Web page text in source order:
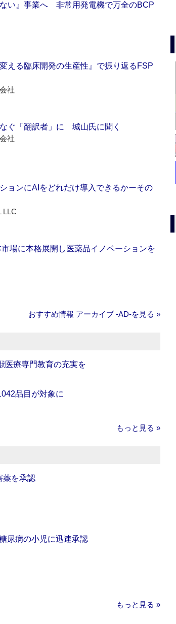
ない』事業へ 非常用発電機で万全のBCP
える臨床開発の生産性』で振り返るFSP
社
ぐ「翻訳者」に 城山氏に聞く
社
ョンにAIをどれだけ導入できるかーその
LLC
場に本格展開し医薬品イノベーションを
おすすめ情報 アーカイブ ‐AD‐を見る »
医療専門教育の充実を
品目が対象に
もっと見る »
薬を承認
尿病の小児に迅速承認
もっと見る »